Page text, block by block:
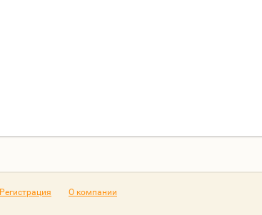
Регистрация О компании